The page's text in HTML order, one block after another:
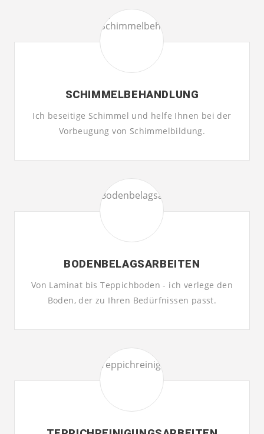
SCHIMMEL­BEHANDLUNG
Ich beseitige Schimmel und helfe Ihnen bei der
Vorbeugung von Schimmelbildung.
BODENBELAGS­ARBEITEN
Von Laminat bis Teppichboden - ich verlege den
Boden, der zu Ihren Bedürfnissen passt.